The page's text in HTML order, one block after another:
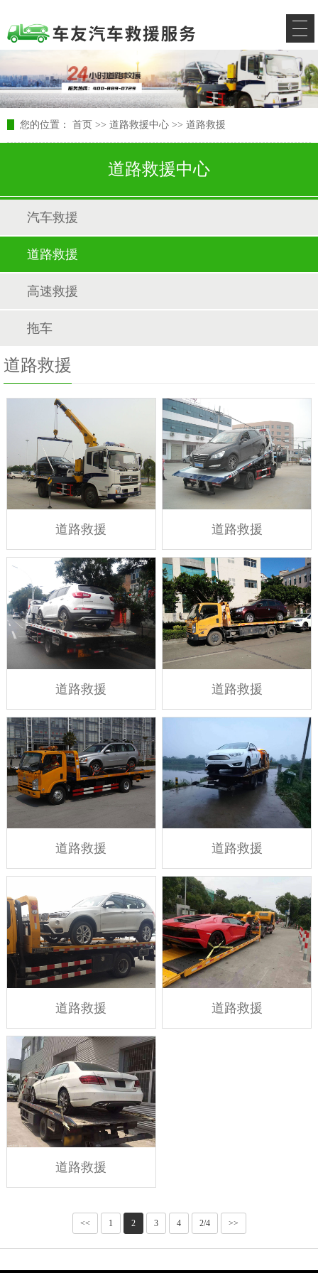
您的位置： 首页 >> 道路救援中心 >> 道路救援
道路救援中心
汽车救援
道路救援
高速救援
拖车
道路救援
道路救援 道路救援
道路救援 道路救援
道路救援 道路救援
道路救援 道路救援
道路救援
<< 1 2 3 4 2/4 >>